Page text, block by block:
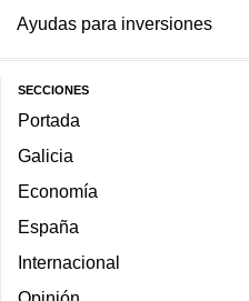
Ayudas para inversiones
SECCIONES
Portada
Galicia
Economía
España
Internacional